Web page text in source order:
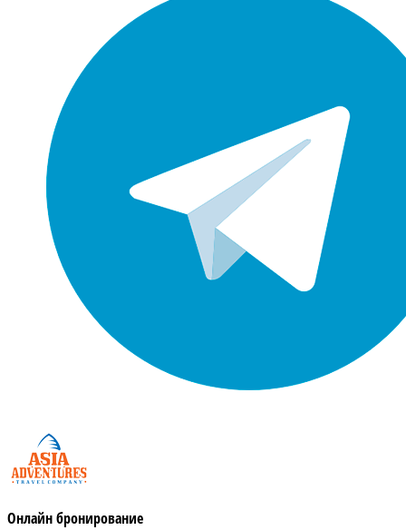
Онлайн бронирование